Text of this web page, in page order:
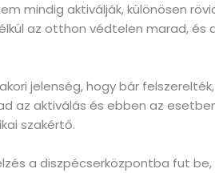
mindig aktiválják, különösen
az otthon védtelen marad,
jelenség, hogy bár
az aktiválás és ebben az
szakértő.
a diszpécserközpontba fut be,